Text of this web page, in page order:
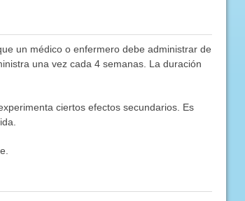
un médico o enfermero debe administrar de
una vez cada 4 semanas. La duración
ciertos efectos secundarios. Es